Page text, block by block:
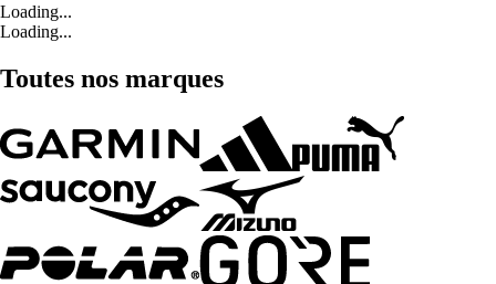
Loading...
Loading...
Toutes nos marques